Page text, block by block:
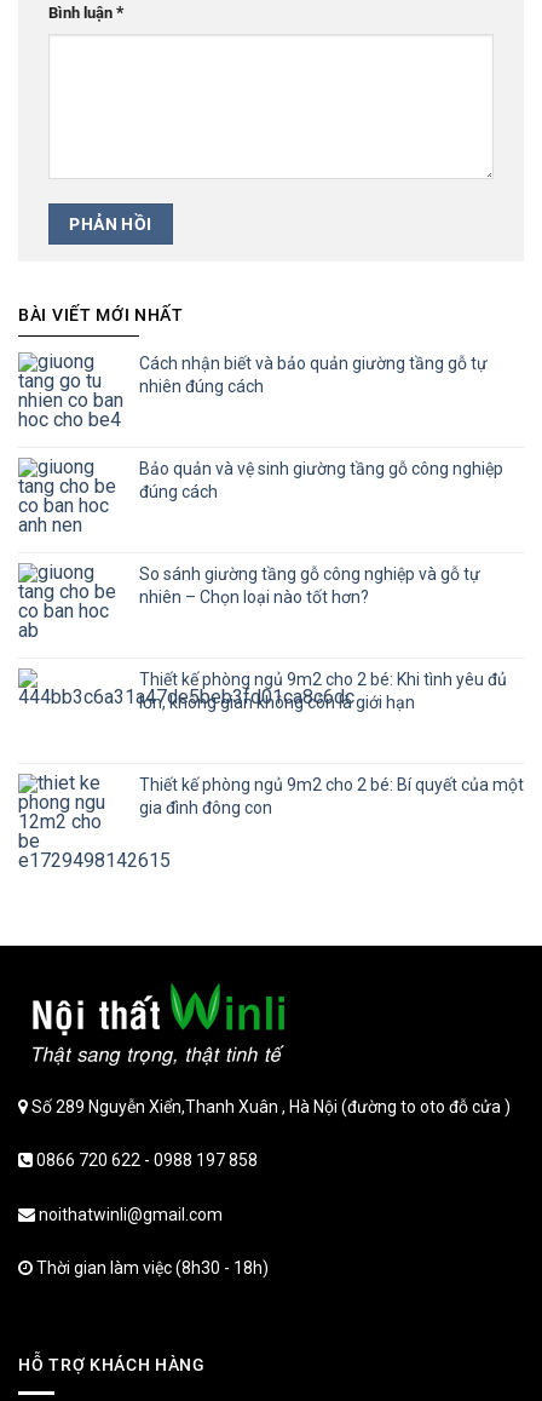
Bình luận *
BÀI VIẾT MỚI NHẤT
Cách nhận biết và bảo quản giường tầng gỗ tự
nhiên đúng cách
Bảo quản và vệ sinh giường tầng gỗ công nghiệp
đúng cách
So sánh giường tầng gỗ công nghiệp và gỗ tự
nhiên – Chọn loại nào tốt hơn?
Thiết kế phòng ngủ 9m2 cho 2 bé: Khi tình yêu đủ
lớn, không gian không còn là giới hạn
Thiết kế phòng ngủ 9m2 cho 2 bé: Bí quyết của một
gia đình đông con
Số 289 Nguyễn Xiển,Thanh Xuân , Hà Nội (đường to oto đỗ cửa )
0866 720 622 - 0988 197 858
noithatwinli@gmail.com
Thời gian làm việc (8h30 - 18h)
HỖ TRỢ KHÁCH HÀNG